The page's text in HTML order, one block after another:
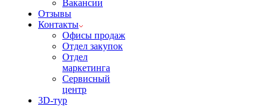
Вакансии
Отзывы
Контакты
Офисы продаж
Отдел закупок
Отдел
маркетинга
Сервисный
центр
3D-тур